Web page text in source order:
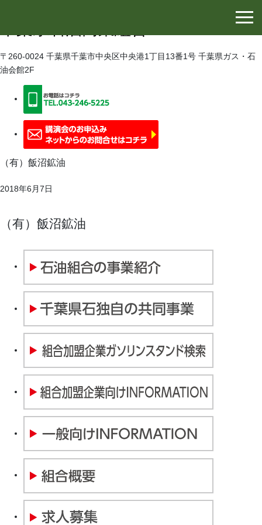
〒260-0024 千葉県千葉市中央区中央港1丁目13番1号 千葉県ガス・石
油会館2F
（有）飯沼鉱油
2018年6月7日
（有）飯沼鉱油